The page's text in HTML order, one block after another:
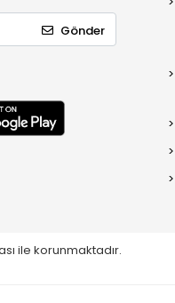
Gönder
ile korunmaktadır.